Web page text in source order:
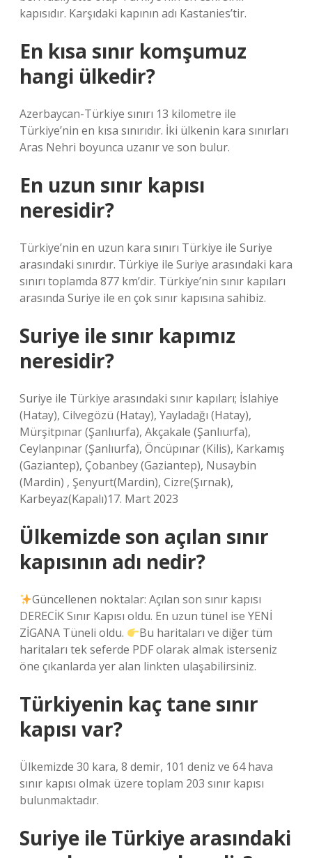
kapısıdır. Karşıdaki kapının adı Kastanies’tir.
En kısa sınır komşumuz
hangi ülkedir?
Azerbaycan-Türkiye sınırı 13 kilometre ile
Türkiye’nin en kısa sınırıdır. İki ülkenin kara sınırları
Aras Nehri boyunca uzanır ve son bulur.
En uzun sınır kapısı
neresidir?
Türkiye’nin en uzun kara sınırı Türkiye ile Suriye
arasındaki sınırdır. Türkiye ile Suriye arasındaki kara
sınırı toplamda 877 km’dir. Türkiye’nin sınır kapıları
arasında Suriye ile en çok sınır kapısına sahibiz.
Suriye ile sınır kapımız
neresidir?
Suriye ile Türkiye arasındaki sınır kapıları; İslahiye
(Hatay), Cilvegözü (Hatay), Yayladağı (Hatay),
Mürşitpınar (Şanlıurfa), Akçakale (Şanlıurfa),
Ceylanpınar (Şanlıurfa), Öncüpınar (Kilis), Karkamış
(Gaziantep), Çobanbey (Gaziantep), Nusaybin
(Mardin) , Şenyurt(Mardin), Cizre(Şırnak),
Karbeyaz(Kapalı)17. Mart 2023
Ülkemizde son açılan sınır
kapısının adı nedir?
Güncellenen noktalar: Açılan son sınır kapısı
DERECİK Sınır Kapısı oldu. En uzun tünel ise YENİ
ZİGANA Tüneli oldu.
Bu haritaları ve diğer tüm
haritaları tek seferde PDF olarak almak isterseniz
öne çıkanlarda yer alan linkten ulaşabilirsiniz.
Türkiyenin kaç tane sınır
kapısı var?
Ülkemizde 30 kara, 8 demir, 101 deniz ve 64 hava
sınır kapısı olmak üzere toplam 203 sınır kapısı
bulunmaktadır.
Suriye ile Türkiye arasındaki